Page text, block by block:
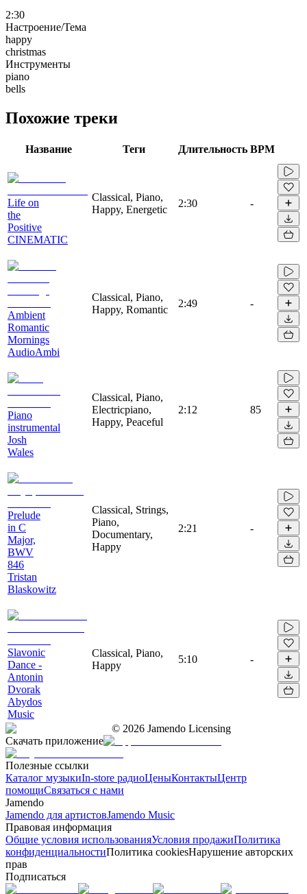
2:30
Настроение/Тема
happy
christmas
Инструменты
piano
bells
Похожие треки
Название Теги Длительность BPM
Life on
the
Positive
CINEMATIC
Classical, Piano,
Happy, Energetic
2:30 -
Ambient
Romantic
Mornings
AudioAmbi
Classical, Piano,
Happy, Romantic
2:49 -
Piano
instrumental
Josh
Wales
Classical, Piano,
Electricpiano,
Happy, Peaceful
2:12 85
Prelude
in C
Major,
BWV
846
Tristan
Blaskowitz
Classical, Strings,
Piano,
Documentary,
Happy
2:21 -
Slavonic
Dance -
Antonin
Dvorak
Abydos
Music
Classical, Piano,
Happy
5:10 -
© 2026 Jamendo Licensing
Скачать приложение
Полезные ссылки
Каталог музыкиIn-store радиоЦеныКонтактыЦентр
помощиСвязаться с нами
Jamendo
Jamendo для артистовJamendo Music
Правовая информация
Общие условия использованияУсловия продажиПолитика
конфиденциальностиПолитика cookiesНарушение авторских
прав
Подписаться